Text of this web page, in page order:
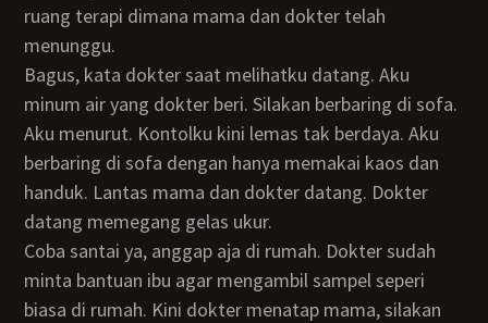
ruang terapi dimana mama dan dokter telah
menunggu.
Bagus, kata dokter saat melihatku datang. Aku
minum air yang dokter beri. Silakan berbaring di sofa.
Aku menurut. Kontolku kini lemas tak berdaya. Aku
berbaring di sofa dengan hanya memakai kaos dan
handuk. Lantas mama dan dokter datang. Dokter
datang memegang gelas ukur.
Coba santai ya, anggap aja di rumah. Dokter sudah
minta bantuan ibu agar mengambil sampel seperi
biasa di rumah. Kini dokter menatap mama, silakan